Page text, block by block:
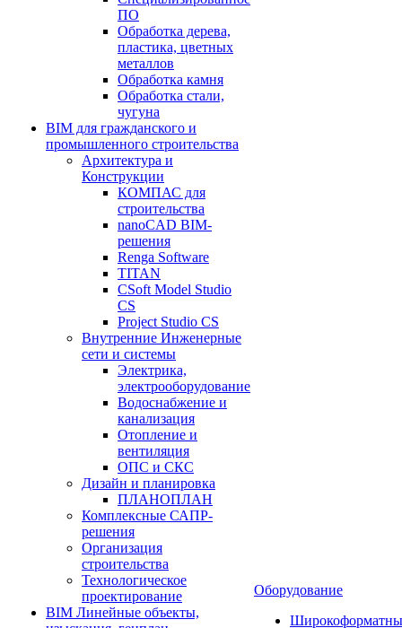
ПО
Обработка дерева,
пластика, цветных
металлов
Обработка камня
Обработка стали,
чугуна
BIM для гражданского и
промышленного строительства
Архитектура и
Конструкции
КОМПАС для
строительства
nanoCAD BIM-
решения
Renga Software
TITAN
CSoft Model Studio
CS
Project Studio CS
Внутренние Инженерные
сети и системы
Электрика,
электрооборудование
Водоснабжение и
канализация
Отопление и
вентиляция
ОПС и СКС
Дизайн и планировка
ПЛАНОПЛАН
Комплексные САПР-
решения
Организация
строительства
Технологическое
проектирование
BIM Линейные объекты,
Оборудование